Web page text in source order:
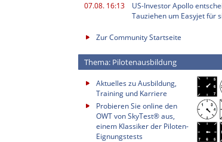
07.08. 16:13
US-Investor Apollo
Tauziehen um Easyjet für
Zur Community Startseite
Thema: Pilotenausbildung
Aktuelles zu Ausbildung,
Training und Karriere
Probieren Sie online den
OWT von SkyTest® aus,
einem Klassiker der Piloten-
Eignungstests